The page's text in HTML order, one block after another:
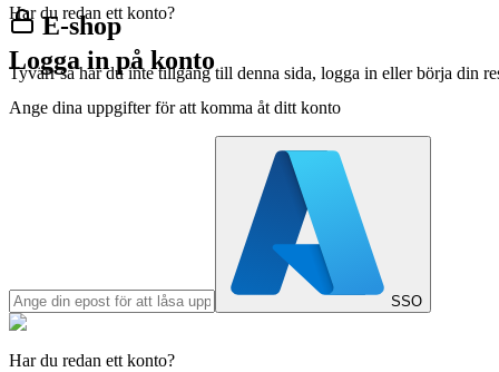
E-shop
Tyvärr så har du inte tillgång till denna sida, logga in eller börja din
Har du redan ett konto?
Logga in på konto
Ange dina uppgifter för att komma åt ditt konto
SSO
Har du redan ett konto?